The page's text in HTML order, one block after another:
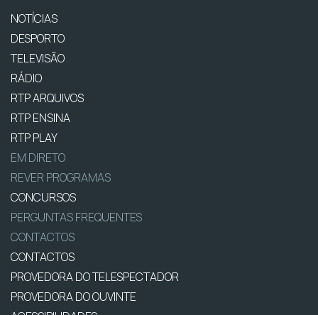
NOTÍCIAS
DESPORTO
TELEVISÃO
RÁDIO
RTP ARQUIVOS
RTP ENSINA
RTP PLAY
EM DIRETO
REVER PROGRAMAS
CONCURSOS
PERGUNTAS FREQUENTES
CONTACTOS
CONTACTOS
PROVEDORA DO TELESPECTADOR
PROVEDORA DO OUVINTE